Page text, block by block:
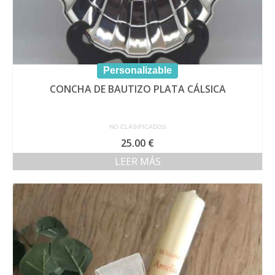
Personalizable
CONCHA DE BAUTIZO PLATA CÁLSICA
NO CLASIFICADOS
25.00 €
LEER MÁS